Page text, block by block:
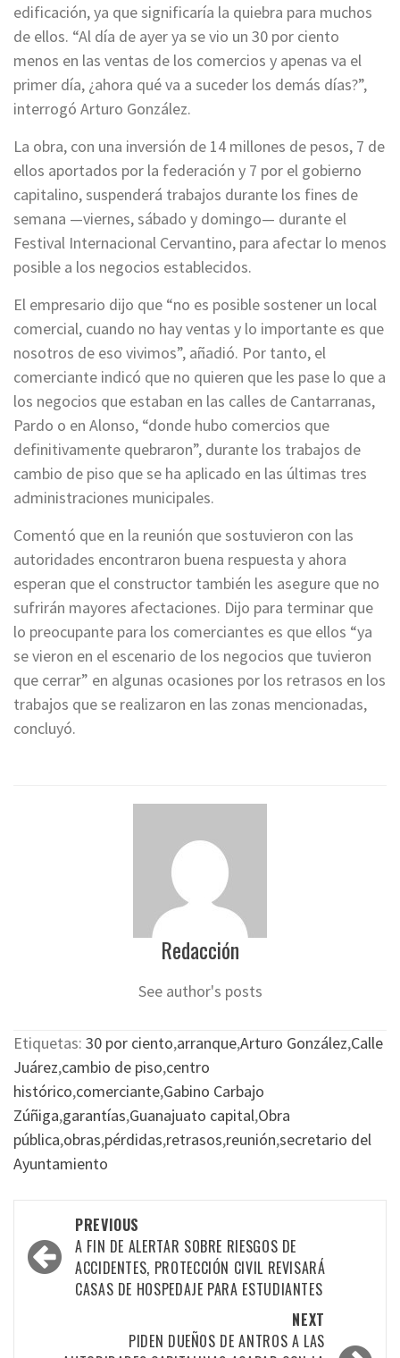
edificación, ya que significaría la quiebra para muchos
de ellos. “Al día de ayer ya se vio un 30 por ciento
menos en las ventas de los comercios y apenas va el
primer día, ¿ahora qué va a suceder los demás días?”,
interrogó Arturo González.
La obra, con una inversión de 14 millones de pesos, 7 de
ellos aportados por la federación y 7 por el gobierno
capitalino, suspenderá trabajos durante los fines de
semana —viernes, sábado y domingo— durante el
Festival Internacional Cervantino, para afectar lo menos
posible a los negocios establecidos.
El empresario dijo que “no es posible sostener un local
comercial, cuando no hay ventas y lo importante es que
nosotros de eso vivimos”, añadió. Por tanto, el
comerciante indicó que no quieren que les pase lo que a
los negocios que estaban en las calles de Cantarranas,
Pardo o en Alonso, “donde hubo comercios que
definitivamente quebraron”, durante los trabajos de
cambio de piso que se ha aplicado en las últimas tres
administraciones municipales.
Comentó que en la reunión que sostuvieron con las
autoridades encontraron buena respuesta y ahora
esperan que el constructor también les asegure que no
sufrirán mayores afectaciones. Dijo para terminar que
lo preocupante para los comerciantes es que ellos “ya
se vieron en el escenario de los negocios que tuvieron
que cerrar” en algunas ocasiones por los retrasos en los
trabajos que se realizaron en las zonas mencionadas,
concluyó.
Redacción
See author's posts
Etiquetas: 30 por ciento,arranque,Arturo González,Calle
Juárez,cambio de piso,centro
histórico,comerciante,Gabino Carbajo
Zúñiga,garantías,Guanajuato capital,Obra
pública,obras,pérdidas,retrasos,reunión,secretario del
Ayuntamiento
navigation
PREVIOUS
A FIN DE ALERTAR SOBRE RIESGOS DE
ACCIDENTES, PROTECCIÓN CIVIL REVISARÁ
CASAS DE HOSPEDAJE PARA ESTUDIANTES
NEXT
PIDEN DUEÑOS DE ANTROS A LAS